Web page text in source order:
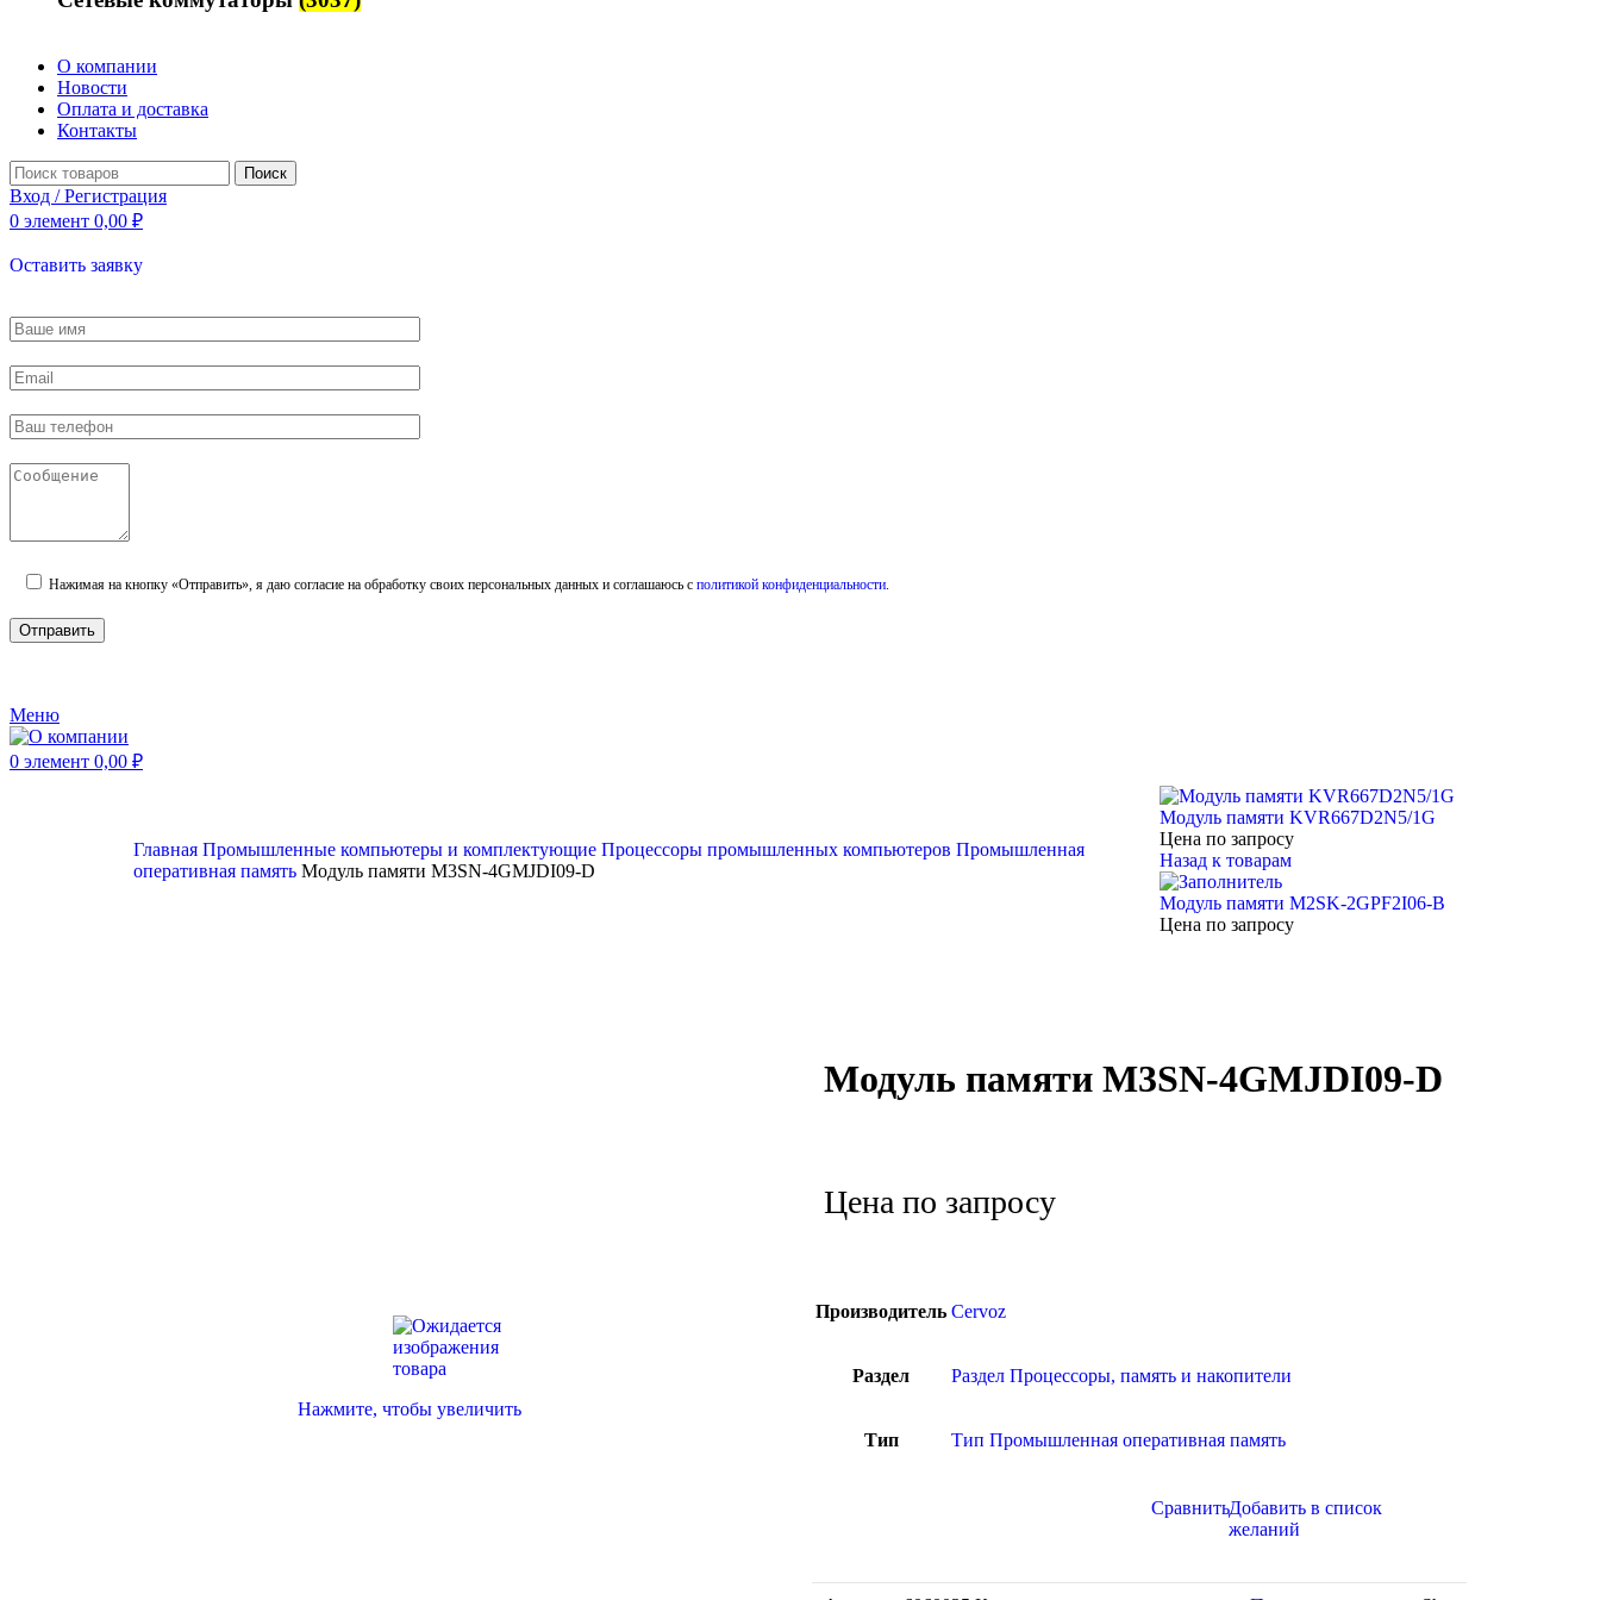
О компании
Новости
Оплата и доставка
Контакты
Поиск
Вход / Регистрация
0 элемент 0,00 ₽
Оставить заявку
Нажимая на кнопку «Отправить», я даю согласие на обработку своих персональных данных и соглашаюсь с политикой конфиденциальности.
Меню
0 элемент 0,00 ₽
Главная Промышленные компьютеры и комплектующие Процессоры промышленных компьютеров Промышленная
оперативная память Модуль памяти M3SN-4GMJDI09-D
Модуль памяти KVR667D2N5/1G
Цена по запросу
Назад к товарам
Модуль памяти M2SK-2GPF2I06-B
Цена по запросу
Нажмите, чтобы увеличить
Модуль памяти M3SN-4GMJDI09-D
Цена по запросу
Производитель Cervoz
Раздел Раздел Процессоры, память и накопители
Тип Тип Промышленная оперативная память
СравнитьДобавить в список
желаний